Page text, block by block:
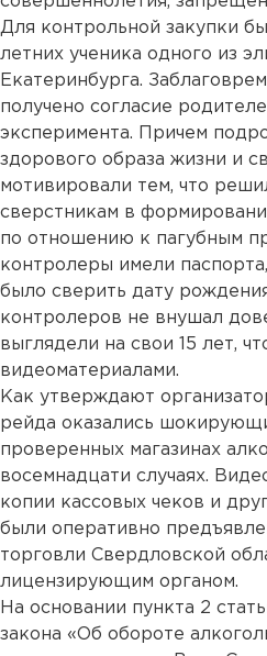
Для контрольной закупки
летних ученика одного из
Екатеринбурга.
получено согласие
эксперимента. Причем
здорового образа жизни и
мотивировали тем, что
сверстникам в
по отношению к пагубным
контролеры имели
было сверить дату
контролеров не внушал
выглядели на свои 15 лет,
видеоматериалами.
Как утверждают
рейда оказались
проверенных магазинах
восемнадцати случаях.
копии кассовых чеков и
были оперативно
торговли Свердловской
лицензирующим органом.
На основании пункта 2
закона «Об обороте